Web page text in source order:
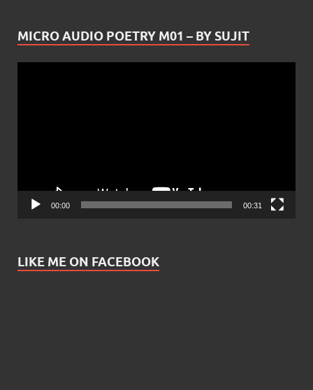
MICRO AUDIO POETRY M01 – BY SUJIT
00:00 00:31
LIKE ME ON FACEBOOK